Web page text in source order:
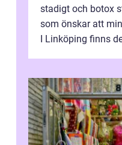
stadigt och botox
som önskar att
I Linköping finns